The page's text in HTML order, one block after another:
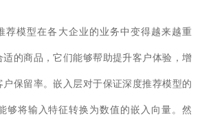
荐模型在各大企业的业务中变得越来越重
适的商品，它们能够帮助提升客户体验，增
保留率。嵌入层对于保证深度推荐模型的
够将输入特征转换为数值的嵌入向量。然